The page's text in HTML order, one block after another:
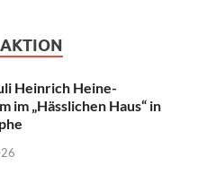
Heinrich Heine-
im „Hässlichen Haus“ in